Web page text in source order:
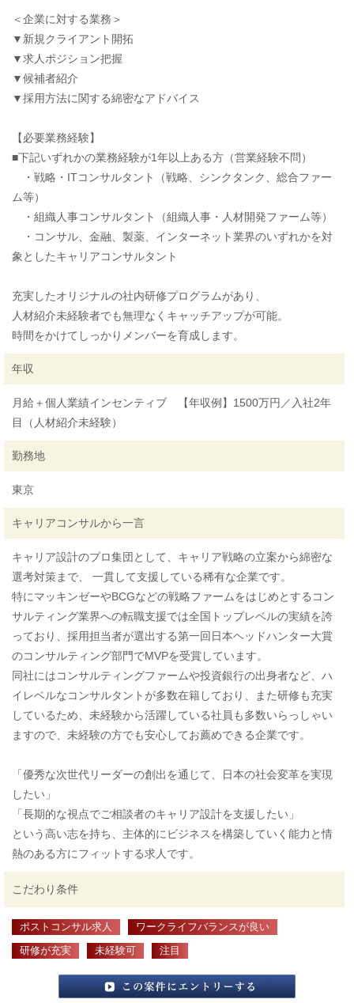
＜企業に対する業務＞
▼新規クライアント開拓
▼求人ポジション把握
▼候補者紹介
▼採用方法に関する綿密なアドバイス
【必要業務経験】
■下記いずれかの業務経験が1年以上ある方（営業経験不問）
・戦略・ITコンサルタント（戦略、シンクタンク、総合ファー
ム等）
・組織人事コンサルタント（組織人事・人材開発ファーム等）
・コンサル、金融、製薬、インターネット業界のいずれかを対
象としたキャリアコンサルタント
充実したオリジナルの社内研修プログラムがあり、
人材紹介未経験者でも無理なくキャッチアップが可能。
時間をかけてしっかりメンバーを育成します。
年収
月給＋個人業績インセンティブ 【年収例】1500万円／入社2年
目（人材紹介未経験）
勤務地
東京
キャリアコンサルから一言
キャリア設計のプロ集団として、キャリア戦略の立案から綿密な
選考対策まで、 一貫して支援している稀有な企業です。
特にマッキンゼーやBCGなどの戦略ファームをはじめとするコン
サルティング業界への転職支援では全国トップレベルの実績を誇
っており、採用担当者が選出する第一回日本ヘッドハンター大賞
のコンサルティング部門でMVPを受賞しています。
同社にはコンサルティングファームや投資銀行の出身者など、ハ
イレベルなコンサルタントが多数在籍しており、また研修も充実
しているため、未経験から活躍している社員も多数いらっしゃい
ますので、未経験の方でも安心してお薦めできる企業です。
「優秀な次世代リーダーの創出を通じて、日本の社会変革を実現
したい」
「長期的な視点でご相談者のキャリア設計を支援したい」
という高い志を持ち、主体的にビジネスを構築していく能力と情
熱のある方にフィットする求人です。
こだわり条件
ポストコンサル求人 ワークライフバランスが良い
研修が充実 未経験可 注目